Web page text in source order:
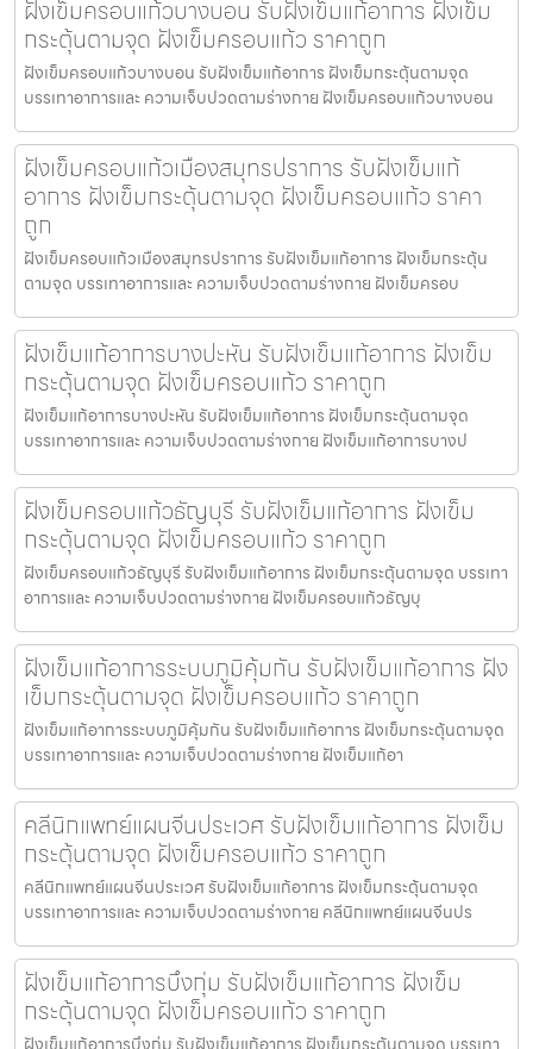
ฝังเข็มครอบแก้วบางบอน รับฝังเข็มแก้อาการ ฝังเข็ม
กระตุ้นตามจุด ฝังเข็มครอบแก้ว ราคาถูก
ฝังเข็มครอบแก้วบางบอน รับฝังเข็มแก้อาการ ฝังเข็มกระตุ้นตามจุด
บรรเทาอาการและ ความเจ็บปวดตามร่างกาย ฝังเข็มครอบแก้วบางบอน
ฝังเข็มครอบแก้วเมืองสมุทรปราการ รับฝังเข็มแก้
อาการ ฝังเข็มกระตุ้นตามจุด ฝังเข็มครอบแก้ว ราคา
ถูก
ฝังเข็มครอบแก้วเมืองสมุทรปราการ รับฝังเข็มแก้อาการ ฝังเข็มกระตุ้น
ตามจุด บรรเทาอาการและ ความเจ็บปวดตามร่างกาย ฝังเข็มครอบ
ฝังเข็มแก้อาการบางปะหัน รับฝังเข็มแก้อาการ ฝังเข็ม
กระตุ้นตามจุด ฝังเข็มครอบแก้ว ราคาถูก
ฝังเข็มแก้อาการบางปะหัน รับฝังเข็มแก้อาการ ฝังเข็มกระตุ้นตามจุด
บรรเทาอาการและ ความเจ็บปวดตามร่างกาย ฝังเข็มแก้อาการบางป
ฝังเข็มครอบแก้วธัญบุรี รับฝังเข็มแก้อาการ ฝังเข็ม
กระตุ้นตามจุด ฝังเข็มครอบแก้ว ราคาถูก
ฝังเข็มครอบแก้วธัญบุรี รับฝังเข็มแก้อาการ ฝังเข็มกระตุ้นตามจุด บรรเทา
อาการและ ความเจ็บปวดตามร่างกาย ฝังเข็มครอบแก้วธัญบุ
ฝังเข็มแก้อาการระบบภูมิคุ้มกัน รับฝังเข็มแก้อาการ ฝัง
เข็มกระตุ้นตามจุด ฝังเข็มครอบแก้ว ราคาถูก
ฝังเข็มแก้อาการระบบภูมิคุ้มกัน รับฝังเข็มแก้อาการ ฝังเข็มกระตุ้นตามจุด
บรรเทาอาการและ ความเจ็บปวดตามร่างกาย ฝังเข็มแก้อา
คลีนิกแพทย์แผนจีนประเวศ รับฝังเข็มแก้อาการ ฝังเข็ม
กระตุ้นตามจุด ฝังเข็มครอบแก้ว ราคาถูก
คลีนิกแพทย์แผนจีนประเวศ รับฝังเข็มแก้อาการ ฝังเข็มกระตุ้นตามจุด
บรรเทาอาการและ ความเจ็บปวดตามร่างกาย คลีนิกแพทย์แผนจีนปร
ฝังเข็มแก้อาการบึงกุ่ม รับฝังเข็มแก้อาการ ฝังเข็ม
กระตุ้นตามจุด ฝังเข็มครอบแก้ว ราคาถูก